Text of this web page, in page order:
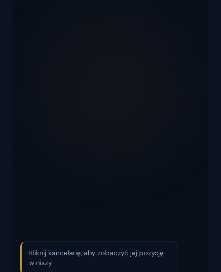
Kliknij kancelarię, aby zobaczyć jej pozycję
w niszy.